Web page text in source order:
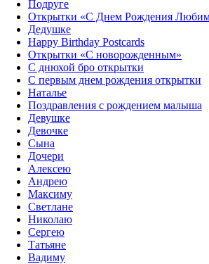
Подруге
Открытки «С Днем Рождения
Дедушке
Happy Birthday Postcards
Открытки «‎С новорожденным»
С днюхой бро открытки
С первым днем рождения открытки
Наталье
Поздравления с рождением малыша
Девушке
Девочке
Сына
Дочери
Алексею
Андрею
Максиму
Светлане
Николаю
Сергею
Татьяне
Вадиму